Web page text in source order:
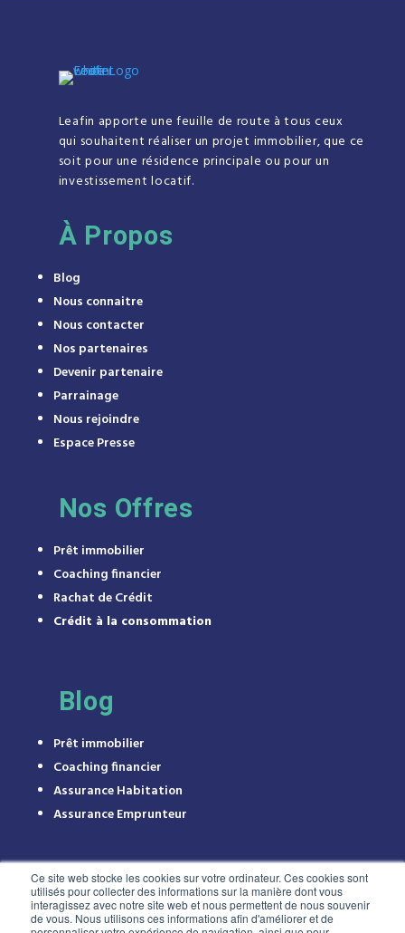
Ce site web stocke les cookies sur votre ordinateur. Ces cookies sont
utilisés pour collecter des informations sur la manière dont vous
interagissez avec notre site web et nous permettent de nous souvenir
de vous. Nous utilisons ces informations afin d'améliorer et de
Leafin apporte une feuille de route à tous ceux
qui souhaitent réaliser un projet immobilier, que ce
soit pour une résidence principale ou pour un
investissement locatif.
À Propos
Blog
Nous connaitre
Nous contacter
Nos partenaires
Devenir partenaire
Parrainage
Nous rejoindre
Espace Presse
Nos Offres
Prêt immobilier
Coaching financier
Rachat de Crédit
Crédit à la consommation
Blog
Prêt immobilier
Coaching financier
Assurance Habitation
Assurance Emprunteur